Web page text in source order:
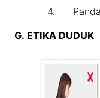
4.
G. ETIKA DUDUK